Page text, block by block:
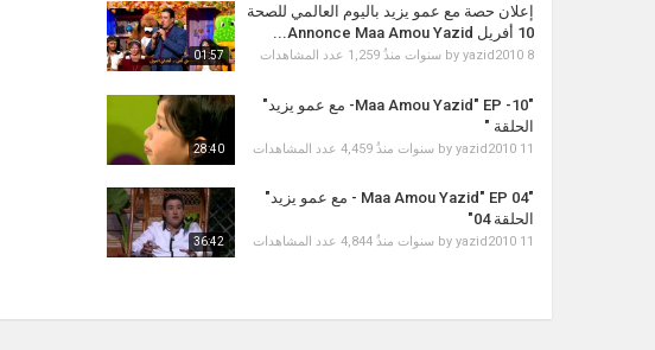
01:57
إعلان حصة مع عمو يزيد باليوم العالمي للصحة
10 أفريل Annonce Maa Amou Yazid...
by yazid2010 8 سنوات منذُ 1,259 عدد المشاهدات
28:40
"Maa Amou Yazid" EP -10- مع عمو يزيد"
الحلقة "
by yazid2010 11 سنوات منذُ 4,459 عدد المشاهدات
36:42
"Maa Amou Yazid" EP 04 - مع عمو يزيد"
الحلقة 04"
by yazid2010 11 سنوات منذُ 4,844 عدد المشاهدات